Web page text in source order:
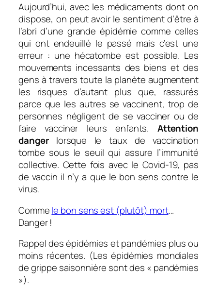
Aujourd’hui, avec les médicaments dont on
dispose, on peut avoir le sentiment d’être à
l’abri d’une grande épidémie comme celles
qui ont endeuillé le passé mais c’est une
erreur : une hécatombe est possible. Les
mouvements incessants des biens et des
gens à travers toute la planète augmentent
les risques d’autant plus que, rassurés
parce que les autres se vaccinent, trop de
personnes négligent de se vacciner ou de
faire vacciner leurs enfants. Attention
dangerlorsque le taux de vaccination
tombe sous le seuil qui assure l’immunité
collective. Cette fois avec le Covid-19, pas
de vaccin il n’y a que le bon sens contre le
virus.
Commele bon sens est (plutôt) mort…
Danger !
Rappel des épidémies et pandémies plus ou
moins récentes. (Les épidémies mondiales
de grippe saisonnière sont des « pandémies
»).